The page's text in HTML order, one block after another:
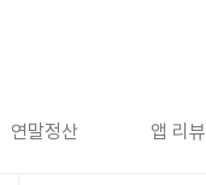
연말정산 앱 리뷰